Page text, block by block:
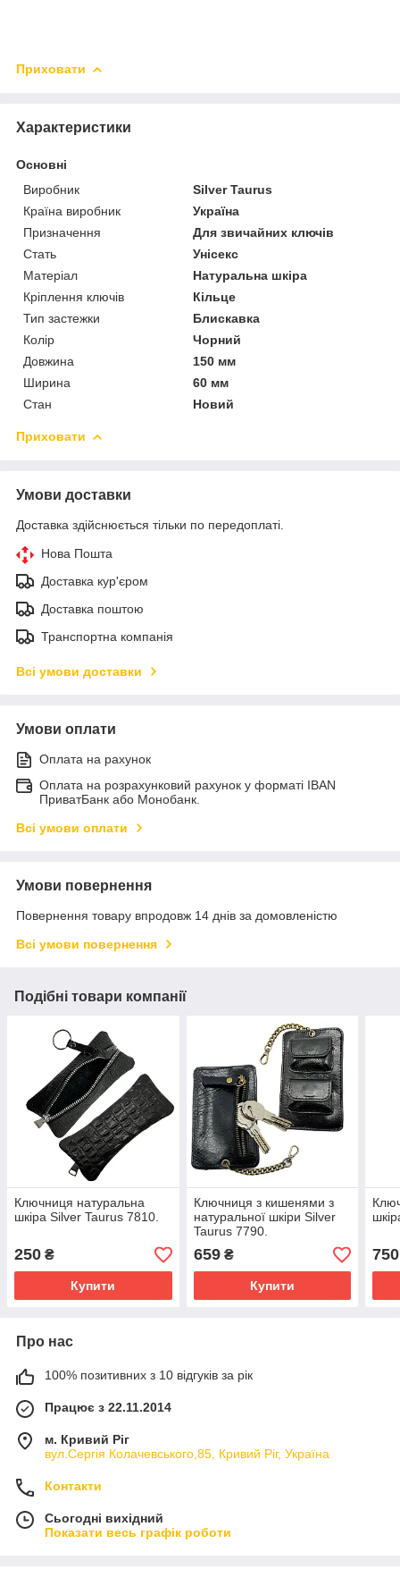
Приховати
Характеристики
Основні
Виробник
Silver Taurus
Країна виробник
Україна
Призначення
Для звичайних ключів
Стать
Унісекс
Матеріал
Натуральна шкіра
Кріплення ключів
Кільце
Тип застежки
Блискавка
Колір
Чорний
Довжина
150 мм
Ширина
60 мм
Стан
Новий
Приховати
Умови доставки
Доставка здійснюється тільки по передоплаті.
Нова Пошта
Доставка кур'єром
Доставка поштою
Транспортна компанія
Всі умови доставки
Умови оплати
Оплата на рахунок
Оплата на розрахунковий рахунок у форматі IBAN
ПриватБанк або Монобанк.
Всі умови оплати
Умови повернення
Повернення товару впродовж 14 днів за домовленістю
Всі умови повернення
Подібні товари компанії
Ключниця натуральна
шкіра Silver Taurus 7810.
250 ₴
Купити
Ключниця з кишенями з
натуральної шкіри Silver
Taurus 7790.
659₴
Купити
750
Про нас
100% позитивних з 10 відгуків за рік
Працює з 22.11.2014
м. Кривий Ріг
вул.Сергія Колачевського,85, Кривий Ріг, Україна
Контакти
Сьогодні вихідний
Показати весь графік роботи